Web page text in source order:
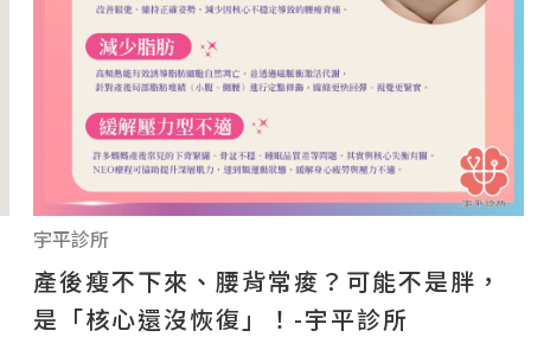
宇平診所
產後瘦不下來、腰背常痠？可能不是胖，
是「核心還沒恢復」！-宇平診所